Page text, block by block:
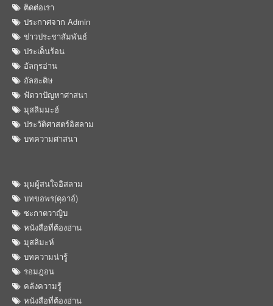
ติดต่อเรา
ประกาศจาก Admin
ข่าวประชาสัมพันธ์
ประเด็นร้อน
อัลกุรอ่าน
อัลฮะดิษ
ฟัตวาปัญหาศาสนา
มุสลิมมะฮ์
ประวัติศาสตร์อิสลาม
บทความศาสนา
มุมผู้สนใจอิสลาม
บทขอพร(ดุอาอ์)
ซะกาตวาญิบ
หนังสือที่ต้องอ่าน
มุสลิมะห์
บทความน่ารู้
รอมฎอน
คลังความรู้
หนังสือที่ต้องอ่าน